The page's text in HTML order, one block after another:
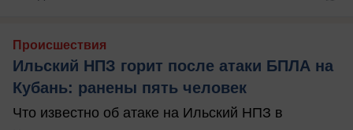
Происшествия
Ильский НПЗ горит после атаки БПЛА на
Кубань: ранены пять человек
Что известно об атаке на Ильский НПЗ в